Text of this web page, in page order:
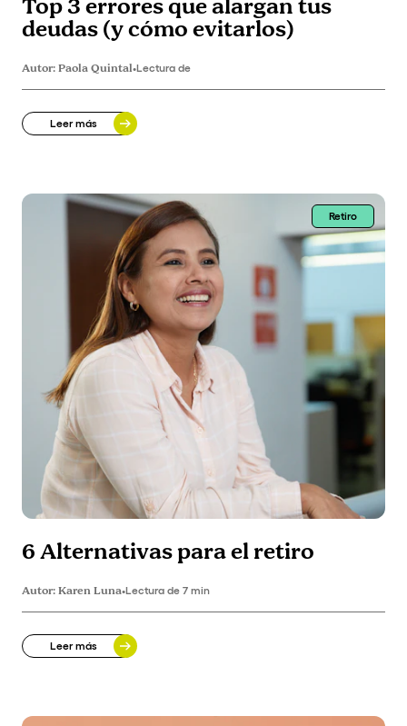
Top 3 errores que alargan tus
deudas (y cómo evitarlos)
Autor:Paola Quintal•Lectura de
Leer más
Retiro
6 Alternativas para el retiro
Autor:Karen Luna•Lectura de 7 min
Leer más